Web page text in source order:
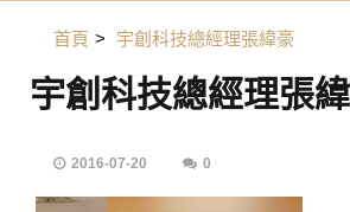
首頁 > 宇創科技總經理張緯豪
宇創科技總經理張
2016-07-20 0